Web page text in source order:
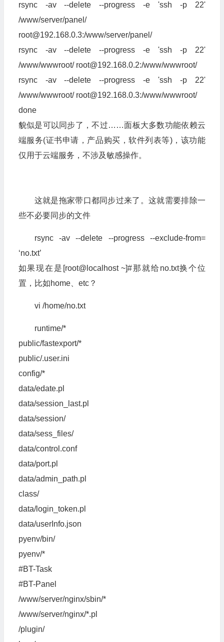
rsync -av --delete --progress -e 'ssh -p 22'
/www/server/panel/
root@192.168.0.3:/www/server/panel/
rsync -av --delete --progress -e 'ssh -p 22'
/www/wwwroot/ root@192.168.0.2:/www/wwwroot/
rsync -av --delete --progress -e 'ssh -p 22'
/www/wwwroot/ root@192.168.0.3:/www/wwwroot/
done
貌似是可以同步了，不过……面板大多数功能依赖云
端服务(证书申请，产品购买，软件列表等)，该功能
仅用于云端服务，不涉及敏感操作。
这就是拖家带口都同步过来了。这就需要排除一
些不必要同步的文件
rsync -av --delete --progress --exclude-from=
‘no.txt’
如果现在是[root@localhost ~]#那就给no.txt换个位
置，比如home、etc？
vi /home/no.txt
runtime/*
public/fastexport/*
public/.user.ini
config/*
data/edate.pl
data/session_last.pl
data/session/
data/sess_files/
data/control.conf
data/port.pl
data/admin_path.pl
class/
data/login_token.pl
data/userInfo.json
pyenv/bin/
pyenv/*
#BT-Task
#BT-Panel
/www/server/nginx/sbin/*
/www/server/nginx/*.pl
/plugin/